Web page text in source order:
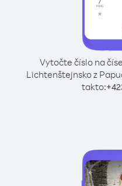
Vytočte číslo na
Lichtenštejnsko z
takto:+